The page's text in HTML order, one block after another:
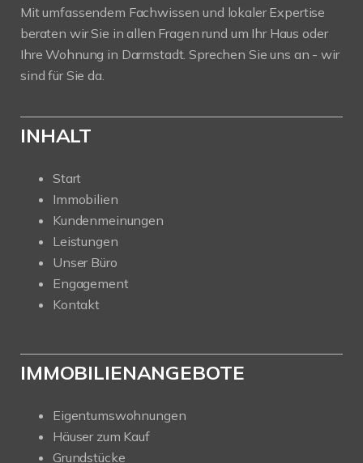
Mit umfassendem Fachwissen und lokaler Expertise
beraten wir Sie in allen Fragen rund um Ihr Haus oder
Ihre Wohnung in Darmstadt. Sprechen Sie uns an - wir
sind für Sie da.
INHALT
Start
Immobilien
Kundenmeinungen
Leistungen
Unser Büro
Engagement
Kontakt
IMMOBILIENANGEBOTE
Eigentumswohnungen
Häuser zum Kauf
Grundstücke